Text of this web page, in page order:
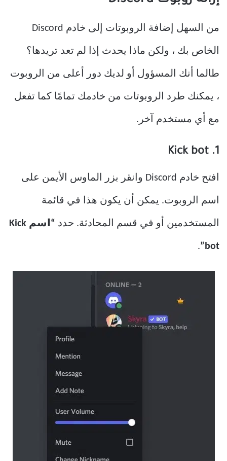
من السهل إضافة الروبوتات إلى خادم Discord
الخاص بك ، ولكن ماذا يحدث إذا لم تعد تريدها؟
طالما أنك المسؤول أو لديك دور أعلى من الروبوت
، يمكنك طرد الروبوتات من خادمك تمامًا كما تفعل
مع أي مستخدم آخر.
1. Kick bot
افتح خادم Discord وانقر بزر الماوس الأيمن على
اسم الروبوت. يمكن أن يكون هذا في قائمة
المستخدمين أو في قسم المحادثة. حدد “اسم Kick
bot”
.